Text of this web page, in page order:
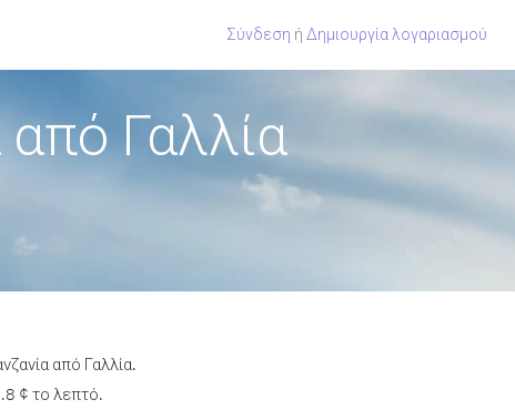
Σύνδεση ή Δημιουργία λογαριασμού
Γαλλία
από Γαλλία.
¢ το λεπτό.